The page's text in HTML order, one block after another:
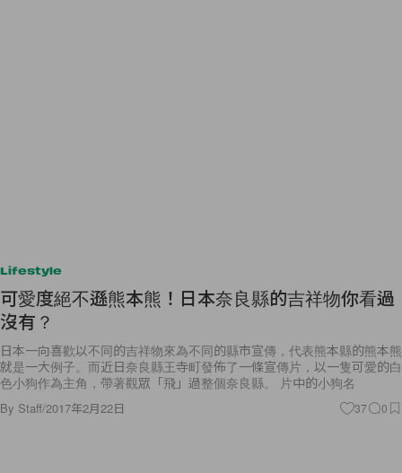
Lifestyle
可愛度絕不遜熊本熊！日本奈良縣的吉祥物你看過
沒有？
日本一向喜歡以不同的吉祥物來為不同的縣市宣傳，代表熊本縣的熊本熊
就是一大例子。而近日奈良縣王寺町發佈了一條宣傳片，以一隻可愛的白
色小狗作為主角，帶著觀眾「飛」過整個奈良縣。 片中的小狗名
By Staff/2017年2月22日 37 0